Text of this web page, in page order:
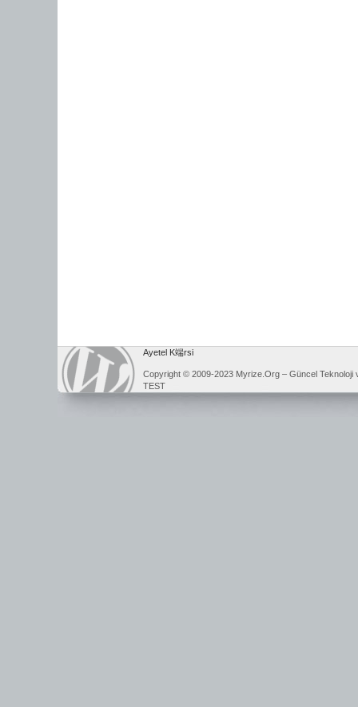
Ayetel K端rsi
Copyright © 2009-2023 Myrize.Org – Güncel Teknoloji
TEST